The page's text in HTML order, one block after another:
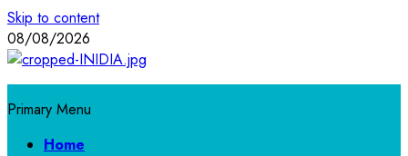
Skip to content
08/08/2026
Primary Menu
Home